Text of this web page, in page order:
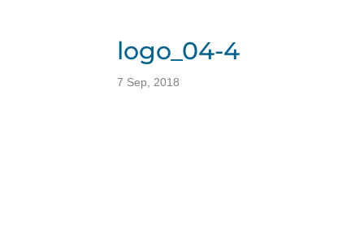
logo_04-4
7 Sep, 2018